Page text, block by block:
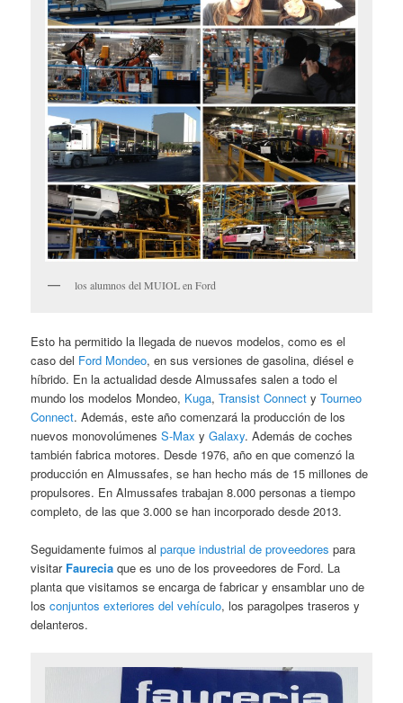
los alumnos del MUIOL en Ford
Esto ha permitido la llegada de nuevos modelos, como es el
caso del Ford Mondeo, en sus versiones de gasolina, diésel e
híbrido. En la actualidad desde Almussafes salen a todo el
mundo los modelos Mondeo, Kuga,Transist Connect yTourneo
Connect. Además, este año comenzará la producción de los
nuevos monovolúmenesS-Max yGalaxy. Además de coches
también fabrica motores. Desde 1976, año en que comenzó la
producción en Almussafes, se han hecho más de 15 millones de
propulsores. En Almussafes trabajan 8.000 personas a tiempo
completo, de las que 3.000 se han incorporado desde 2013.
Seguidamente fuimos alparque industrial de proveedores para
visitar Faurecia que es uno de los proveedores de Ford. La
planta que visitamos se encarga de fabricar y ensamblar uno de
losconjuntos exteriores del vehículo, los paragolpes traseros y
delanteros.